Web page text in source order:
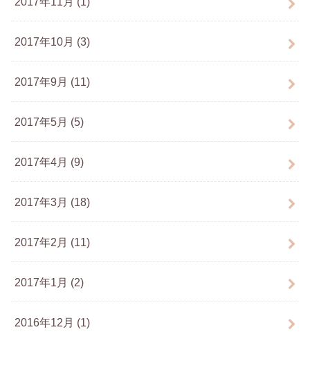
2017年10月 (3)
2017年9月 (11)
2017年5月 (5)
2017年4月 (9)
2017年3月 (18)
2017年2月 (11)
2017年1月 (2)
2016年12月 (1)